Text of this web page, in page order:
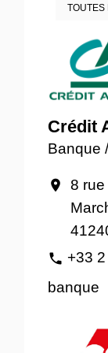
TOUTES
Crédit
Banque
location_on
8
phone +33
banque